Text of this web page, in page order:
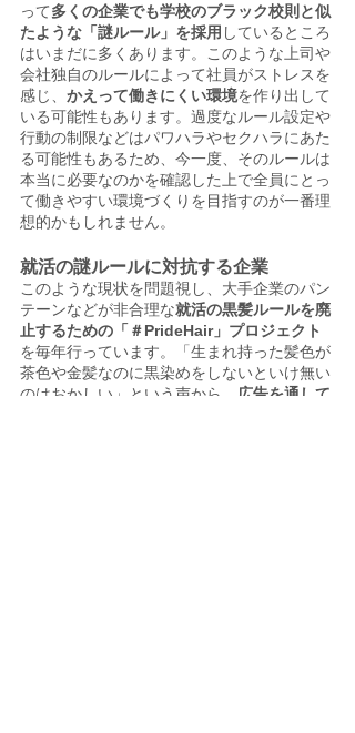
って多くの企業でも学校のブラック校則と似
たような「謎ルール」を採用 しているところ
はいまだに多くあります。このような上司や
会社独自のルールによって社員がストレスを
感じ、 かえって働きにくい環境を作り出して
いる可能性もあります。過度なルール設定や
行動の制限などはパワハラやセクハラにあた
る可能性もあるため、今一度、そのルールは
本当に必要なのかを確認した上で全員にとっ
て働きやすい環境づくりを目指すのが一番理
想的かもしれません。
就活の謎ルールに対抗する企業
このような現状を問題視し、大手企業のパン
テーンなどが非合理な就活の黒髪ルールを廃
止するための「＃PrideHair」プロジェクト
を毎年行っています。「生まれ持った髪色が
茶色や金髪なのに黒染めをしないといけ無い
のはおかしい」という声から、
広告を通して